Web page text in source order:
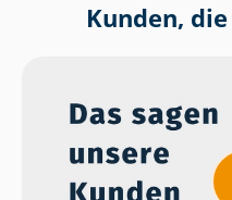
Kunden,